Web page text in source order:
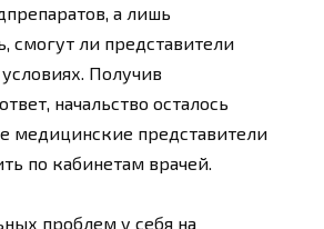
а лишь
смогут ли представители
Получив
начальство осталось
медицинские представители
по кабинетам врачей.
проблем у себя на